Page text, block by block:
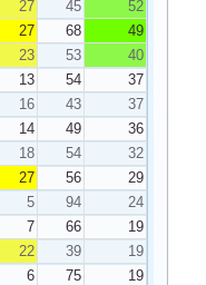
27 45
52
27 68
49
23 53
40
13 54
37
16 43
37
14 49
36
18 54
32
27 56
29
5 94
24
7 66
19
22 39
19
6 75
19